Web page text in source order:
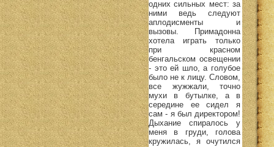
одних сильных мест: за
ними ведь следуют
аплодисменты и
вызовы. Примадонна
хотела играть только
при красном
бенгальском освещении
- это ей шло, а голубое
было не к лицу. Словом,
все жужжали, точно
мухи в бутылке, а в
середине ее сидел я
сам - я был директором!
Дыхание спиралось у
меня в груди, голова
кружилась, я очутился